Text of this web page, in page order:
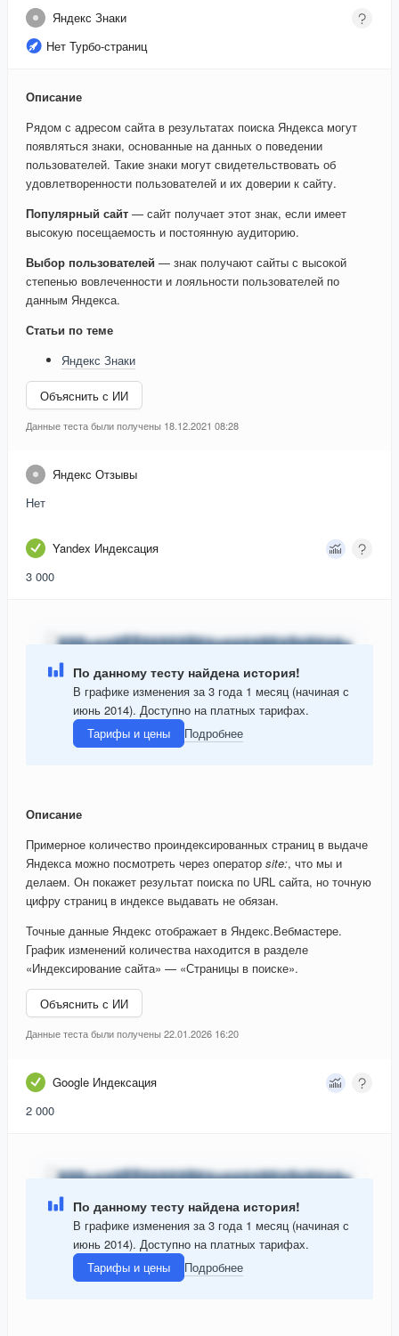
Яндекс Знаки
Нет Турбо-страниц
Описание
Рядом с адресом сайта в результатах поиска Яндекса могут
появляться знаки, основанные на данных о поведении
пользователей. Такие знаки могут свидетельствовать об
удовлетворенности пользователей и их доверии к сайту.
Популярный сайт — сайт получает этот знак, если имеет
высокую посещаемость и постоянную аудиторию.
Выбор пользователей — знак получают сайты с высокой
степенью вовлеченности и лояльности пользователей по
данным Яндекса.
Статьи по теме
Яндекс Знаки
Объяснить с ИИ
Данные теста были получены 18.12.2021 08:28
Яндекс Отзывы
Нет
Yandex Индексация
3 000
По данному тесту найдена история!
В графике изменения за 3 года 1 месяц (начиная с
июнь 2014). Доступно на платных тарифах.
Тарифы и цены
Подробнее
Описание
Примерное количество проиндексированных страниц в выдаче
Яндекса можно посмотреть через оператор site:, что мы и
делаем. Он покажет результат поиска по URL сайта, но точную
цифру страниц в индексе выдавать не обязан.
Точные данные Яндекс отображает в Яндекс.Вебмастере.
График изменений количества находится в разделе
«Индексирование сайта» — «Страницы в поиске».
Объяснить с ИИ
Данные теста были получены 22.01.2026 16:20
Google Индексация
2 000
По данному тесту найдена история!
В графике изменения за 3 года 1 месяц (начиная с
июнь 2014). Доступно на платных тарифах.
Тарифы и цены
Подробнее